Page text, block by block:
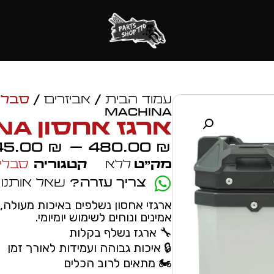
עמוד הבית/ אביזרים/
Machina
ארגז אחסון Machina
480.00 ₪
–
₪
מק״ט ללא קטגוריה
צריך עזרה? שאל
ארגזי אחסון נשלפים באיכות
אמינים ונוחים לשימוש יומיומי.
🔧 ארגז נשלף בקלות
🔒 איכות גבוהה ועמידות לאורך זמן
🏍️ מתאים לרוב הכלים